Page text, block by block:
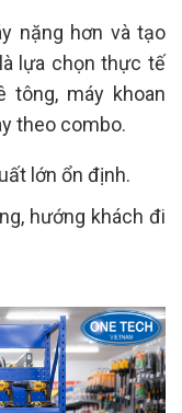
nặng hơn và tạo
lựa chọn thực tế
tông, máy khoan
theo combo.
lớn ổn định.
hướng khách đi